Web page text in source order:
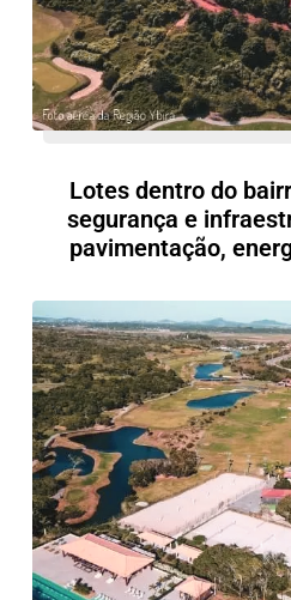
Lotes dentro do
segurança e
pavimentação,